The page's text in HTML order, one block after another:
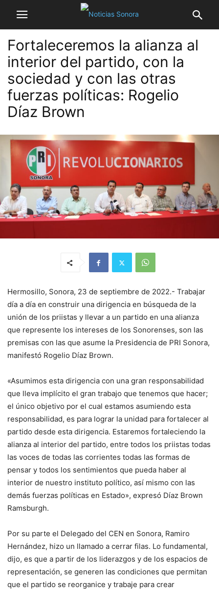
Fortaleceremos la alianza al
interior del partido, con la
sociedad y con las otras
fuerzas políticas: Rogelio
Díaz Brown
Hermosillo, Sonora, 23 de septiembre de 2022.- Trabajar
día a día en construir una dirigencia en búsqueda de la
unión de los priistas y llevar a un partido en una alianza
que represente los intereses de los Sonorenses, son las
premisas con las que asume la Presidencia de PRI Sonora,
manifestó Rogelio Díaz Brown.
«Asumimos esta dirigencia con una gran responsabilidad
que lleva implícito el gran trabajo que tenemos que hacer;
el único objetivo por el cual estamos asumiendo esta
responsabilidad, es para lograr la unidad para fortalecer al
partido desde esta dirigencia. Estaremos fortaleciendo la
alianza al interior del partido, entre todos los priistas todas
las voces de todas las corrientes todas las formas de
pensar y todos los sentimientos que pueda haber al
interior de nuestro instituto político, así mismo con las
demás fuerzas políticas en Estado», expresó Díaz Brown
Ramsburgh.
Por su parte el Delegado del CEN en Sonora, Ramiro
Hernández, hizo un llamado a cerrar filas. Lo fundamental,
dijo, es que a partir de los liderazgos y de los espacios de
representación, se generen las condiciones que permitan
que el partido se reorganice y trabaje para crear